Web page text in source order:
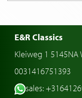
E&R Classics
Kleiweg 1 5145NA
0031416751393
sales: